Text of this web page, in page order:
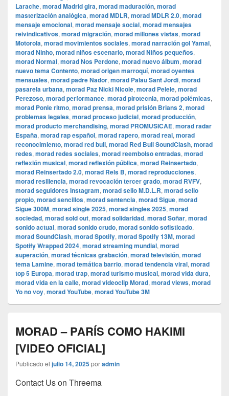
Larache, morad Madrid gira, morad maduración, morad
masterización analógica, morad MDLR, morad MDLR 2.0, morad
mensaje emocional, morad mensaje social, morad mensajes
reivindicativos, morad migración, morad millones vistas, morad
Motorola, morad movimientos sociales, morad narración gol Yamal,
morad Ninho, morad niños escenario, morad Niños pequeños,
morad Normal, morad Nos Perdone, morad nuevo álbum, morad
nuevo tema Contento, morad origen marroquí, morad oyentes
mensuales, morad padre Nador, morad Palau Sant Jordi, morad
pasarela urbana, morad Paz Nicki Nicole, morad Pelele, morad
Perezoso, morad performance, morad pirotecnia, morad polémicas,
morad Ponle ritmo, morad prensa, morad prisión Brians 2, morad
problemas legales, morad proceso judicial, morad producción,
morad producto merchandising, morad PROMUSICAE, morad radar
España, morad rap español, morad rapero, morad real, morad
reconocimiento, morad red bull, morad Red Bull SoundClash, morad
redes, morad redes sociales, morad reembolso entradas, morad
reflexión musical, morad reflexión pública, morad Reinsertado,
morad Reinsertado 2.0, morad Rels B, morad reproducciones,
morad resiliencia, morad revocación tercer grado, morad RVFV,
morad seguidores Instagram, morad sello M.D.L.R, morad sello
propio, morad sencillos, morad sentencia, morad Sigue, morad
Sigue 300M, morad single 2025, morad singles 2025, morad
sociedad, morad sold out, morad solidaridad, morad Soñar, morad
sonido actual, morad sonido crudo, morad sonido sofisticado,
morad SoundClash, morad Spotify, morad Spotify 13M, morad
Spotify Wrapped 2024, morad streaming mundial, morad
superación, morad técnicas grabación, morad televisión, morad
tema Lamine, morad temática barrio, morad tendencia viral, morad
top 5 Europa, morad trap, morad turismo musical, morad vida dura,
morad vida en la calle, morad videocli‏p Morad, morad views, morad
Yo no voy, morad YouTube, morad YouTube 3M
MORAD – PARÍS COMO HAKIMI
[VIDEO OFICIAL]
Publicado el julio 14, 2025poradmin
Contact Us on Threema